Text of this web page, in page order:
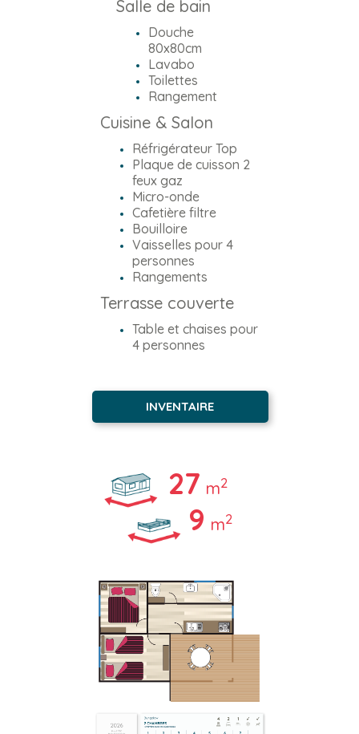
Salle de bain
Douche
80x80cm
Lavabo
Toilettes
Rangement
Cuisine & Salon
Réfrigérateur Top
Plaque de cuisson 2
feux gaz
Micro-onde
Cafetière filtre
Bouilloire
Vaisselles pour 4
personnes
Rangements
Terrasse couverte
Table et chaises pour
4 personnes
INVENTAIRE
27 m2
9 m2